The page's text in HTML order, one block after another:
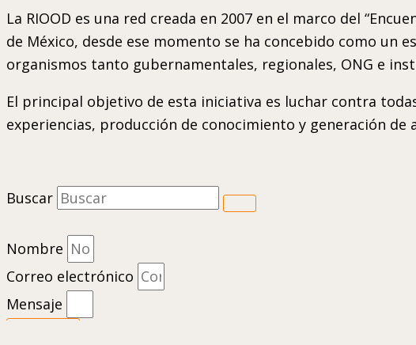
La RIOOD es una red creada en 2007 en el marco del
de México, desde ese momento se ha concebido como
organismos tanto gubernamentales, regionales, ONG e
El principal objetivo de esta iniciativa es luchar contra
experiencias, producción de conocimiento y generación
Buscar
Nombre
Correo electrónico
Mensaje